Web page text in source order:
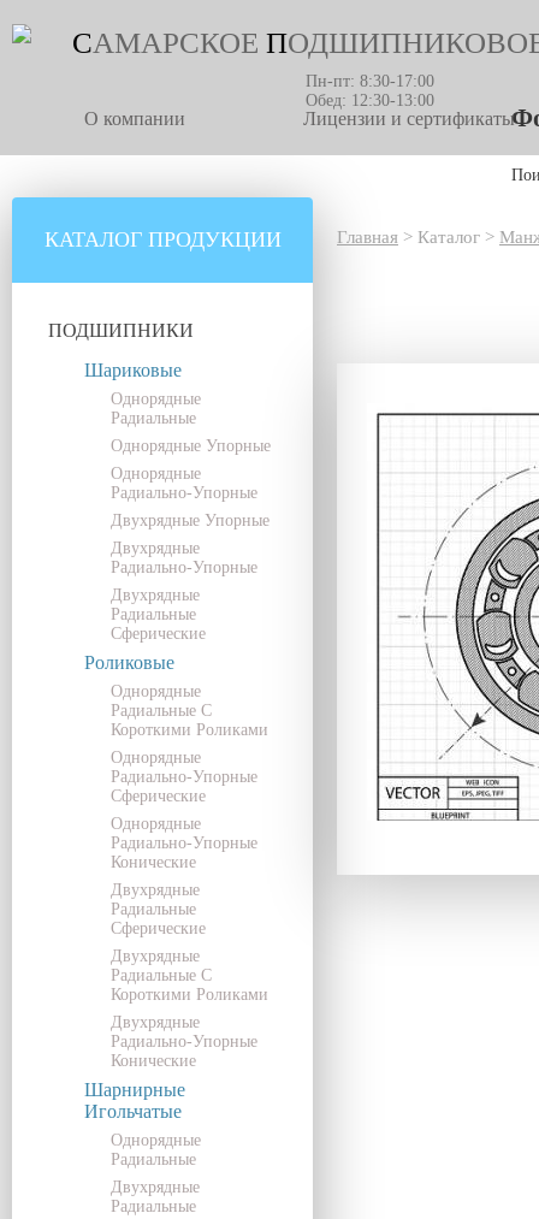
САМАРСКОЕ П
Пн-пт: 8:30-17:00
Обед: 12:30-13:00
О компании Лицензии и сертификаты
КАТАЛОГ ПРОДУКЦИИ
ПОДШИПНИКИ
Шариковые
Однорядные
Радиальные
Однорядные Упорные
Однорядные
Радиально-Упорные
Двухрядные Упорные
Двухрядные
Радиально-Упорные
Двухрядные
Радиальные
Сферические
Роликовые
Однорядные
Радиальные С
Короткими Роликами
Однорядные
Радиально-Упорные
Сферические
Однорядные
Радиально-Упорные
Конические
Двухрядные
Радиальные
Сферические
Двухрядные
Радиальные С
Короткими Роликами
Двухрядные
Радиально-Упорные
Конические
Шарнирные
Игольчатые
Однорядные
Радиальные
Двухрядные
Радиальные
Главная > Каталог >